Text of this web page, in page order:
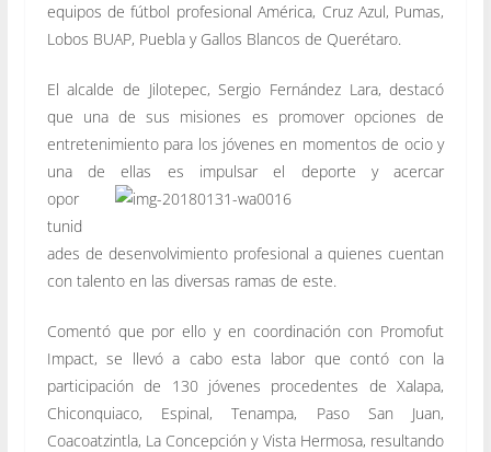
equipos de fútbol profesional América, Cruz Azul, Pumas,
Lobos BUAP, Puebla y Gallos Blancos de Querétaro.
El alcalde de Jilotepec, Sergio Fernández Lara, destacó
que una de sus misiones es promover opciones de
entretenimiento para los jóvenes en momentos de ocio y
una de ellas es impulsar el deporte y acercar
opor
tunid
ades de desenvolvimiento profesional a quienes cuentan
con talento en las diversas ramas de este.
Comentó que por ello y en coordinación con Promofut
Impact, se llevó a cabo esta labor que contó con la
participación de 130 jóvenes procedentes de Xalapa,
Chiconquiaco, Espinal, Tenampa, Paso San Juan,
Coacoatzintla, La Concepción y Vista Hermosa, resultando